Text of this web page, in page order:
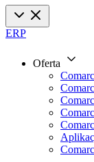
ERP
Oferta